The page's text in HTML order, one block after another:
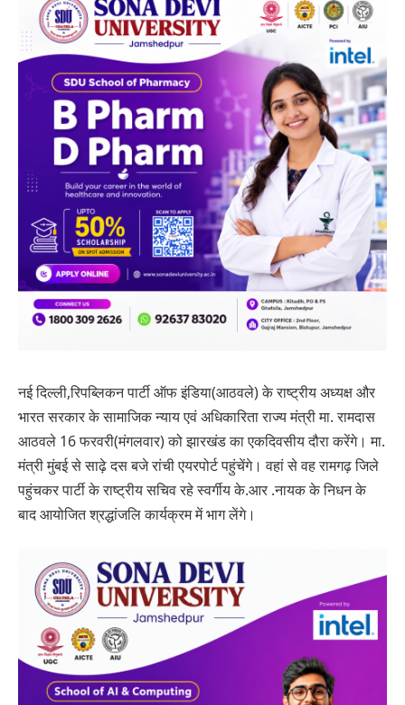
नई दिल्ली,रिपब्लिकन पार्टी ऑफ इंडिया(आठवले) के राष्ट्रीय अध्यक्ष और
भारत सरकार के सामाजिक न्याय एवं अधिकारिता राज्य मंत्री मा. रामदास
आठवले 16 फरवरी(मंगलवार) को झारखंड का एकदिवसीय दौरा करेंगे। मा.
मंत्री मुंबई से साढ़े दस बजे रांची एयरपोर्ट पहुंचेंगे। वहां से वह रामगढ़ जिले
पहुंचकर पार्टी के राष्ट्रीय सचिव रहे स्वर्गीय के.आर .नायक के निधन के
बाद आयोजित श्रद्धांजलि कार्यक्रम में भाग लेंगे।